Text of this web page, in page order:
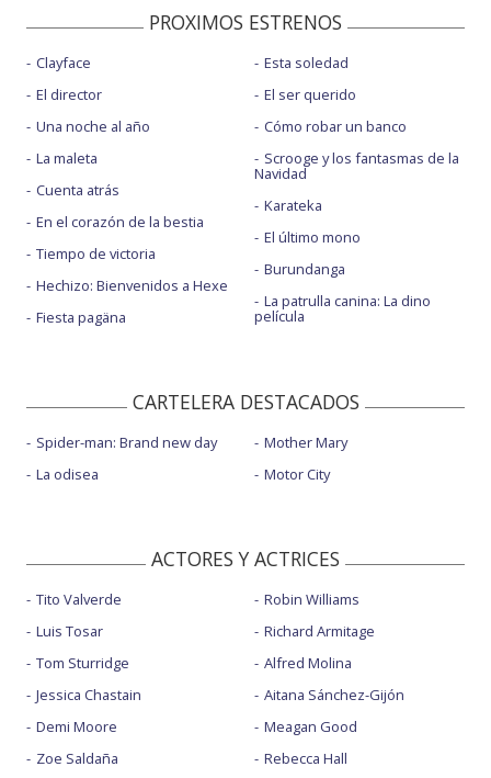
PROXIMOS ESTRENOS
Clayface
El director
Una noche al año
La maleta
Cuenta atrás
En el corazón de la bestia
Tiempo de victoria
Hechizo: Bienvenidos a Hexe
Fiesta pagäna
Esta soledad
El ser querido
Cómo robar un banco
Scrooge y los fantasmas de la
Navidad
Karateka
El último mono
Burundanga
La patrulla canina: La dino
película
CARTELERA DESTACADOS
Spider-man: Brand new day
La odisea
Mother Mary
Motor City
ACTORES Y ACTRICES
Tito Valverde
Luis Tosar
Tom Sturridge
Jessica Chastain
Demi Moore
Zoe Saldaña
Robin Williams
Richard Armitage
Alfred Molina
Aitana Sánchez-Gijón
Meagan Good
Rebecca Hall